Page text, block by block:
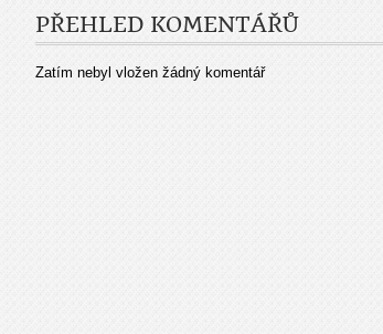
PŘEHLED KOMENTÁŘŮ
Zatím nebyl vložen žádný komentář